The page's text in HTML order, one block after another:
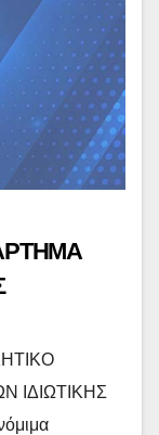
ΙΔΙΩΤΙΚΗΣ